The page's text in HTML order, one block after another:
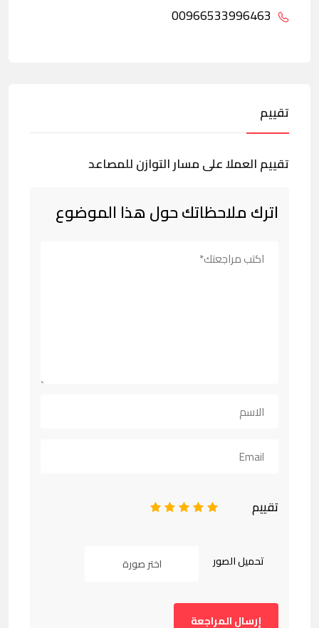
تقييم
تقييم العملا على مسار التوازن للمصاعد
اترك ملاحظاتك حول هذا الموضوع
تقييم 5
4
3
2
تحميل الصور اختر صورة